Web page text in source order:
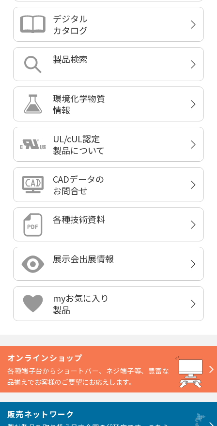
デジタル
カタログ
製品検索
環境化学物質
情報
UL/cUL認定
製品について
CADデータの
お問合せ
各種技術資料
展示会出展情報
myお気に入り
製品
オンラインショップ
各種端子台からショートバー、ネジ端子等、豊富な
品揃えでお客様のご要望にお応えします。
販売ネットワーク